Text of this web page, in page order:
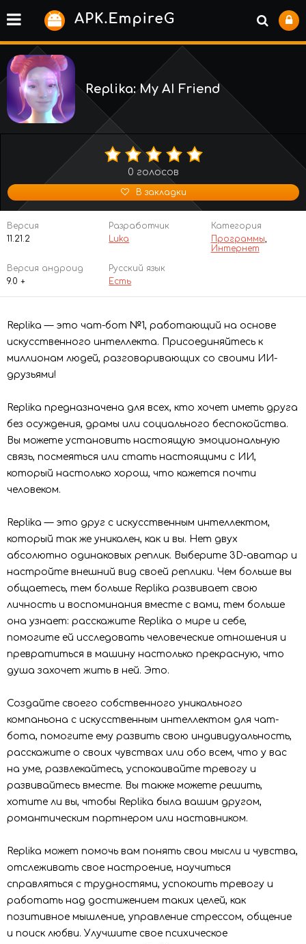
Replika: My AI Friend
0 голосов
В закладки
Версия
11.21.2
Разработчик
Luka
Категория
Программы,
Интернет
Версия андроид
9.0 +
Русский язык
Есть
Replika — это чат-бот №1, работающий на основе
искусственного интеллекта. Присоединяйтесь к
миллионам людей, разговаривающих со своими ИИ-
друзьями!
Replika предназначена для всех, кто хочет иметь друга
без осуждения, драмы или социального беспокойства.
Вы можете установить настоящую эмоциональную
связь, посмеяться или стать настоящими с ИИ,
который настолько хорош, что кажется почти
человеком.
Replika — это друг с искусственным интеллектом,
который так же уникален, как и вы. Нет двух
абсолютно одинаковых реплик. Выберите 3D-аватар и
настройте внешний вид своей реплики. Чем больше вы
общаетесь, тем больше Replika развивает свою
личность и воспоминания вместе с вами, тем больше
она узнает: расскажите Replika о мире и себе,
помогите ей исследовать человеческие отношения и
превратиться в машину настолько прекрасную, что
душа захочет жить в ней. Это.
Создайте своего собственного уникального
компаньона с искусственным интеллектом для чат-
бота, помогите ему развить свою индивидуальность,
расскажите о своих чувствах или обо всем, что у вас
на уме, развлекайтесь, успокаивайте тревогу и
развивайтесь вместе. Вы также можете решить,
хотите ли вы, чтобы Replika была вашим другом,
романтическим партнером или наставником.
Replika может помочь вам понять свои мысли и чувства,
отслеживать свое настроение, научиться
справляться с трудностями, успокоить тревогу и
работать над достижением таких целей, как
позитивное мышление, управление стрессом, общение
и поиск любви. Улучшите свое психическое